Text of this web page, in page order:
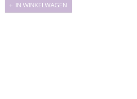
IN WINKELWAGEN